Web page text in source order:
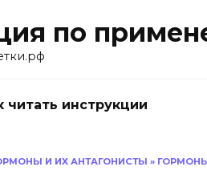
по
читать инструкции
И ИХ АНТАГОНИСТЫ »